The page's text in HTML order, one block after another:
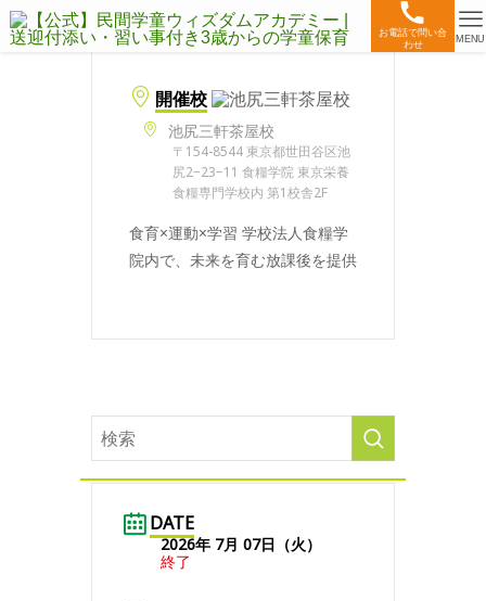
お電話で問い合
わせ
MENU
開催校
池尻三軒茶屋校
〒154-8544 東京都世田谷区池
尻2−23−11 食糧学院 東京栄養
食糧専門学校内 第1校舎2F
食育×運動×学習 学校法人食糧学
院内で、未来を育む放課後を提供
DATE
2026年 7月 07日（火）
終了